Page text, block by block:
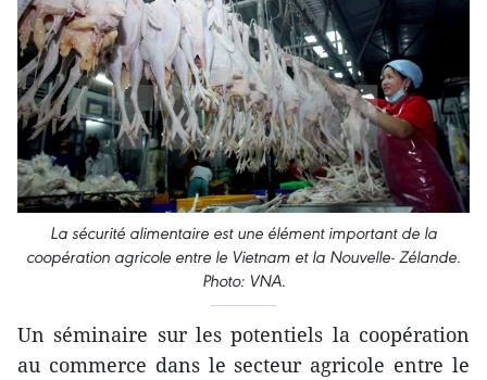
La sécurité alimentaire est une élément important de la
coopération agricole entre le Vietnam et la Nouvelle- Zélande.
Photo: VNA.
Un séminaire sur les potentiels la coopération
au commerce dans le secteur agricole entre le